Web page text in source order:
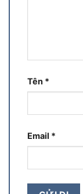
Tên *
Email *